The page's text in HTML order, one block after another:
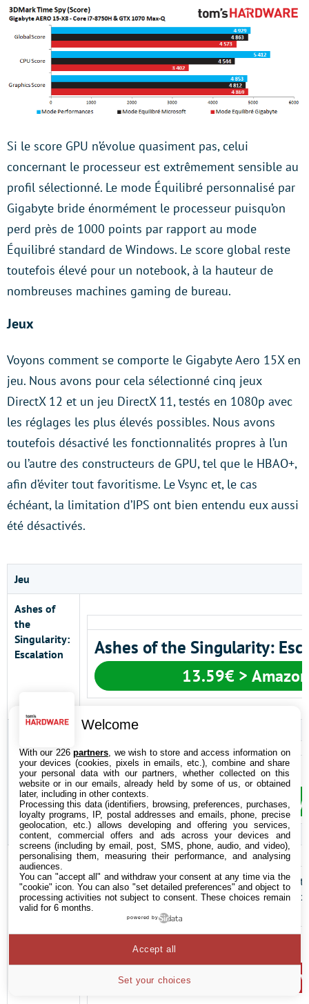
Si le score GPU n’évolue quasiment pas, celui
concernant le processeur est extrêmement sensible au
profil sélectionné. Le mode Équilibré personnalisé par
Gigabyte bride énormément le processeur puisqu’on
perd près de 1000 points par rapport au mode
Équilibré standard de Windows. Le score global reste
toutefois élevé pour un notebook, à la hauteur de
nombreuses machines gaming de bureau.
Jeux
Voyons comment se comporte le Gigabyte Aero 15X en
jeu. Nous avons pour cela sélectionné cinq jeux
DirectX 12 et un jeu DirectX 11, testés en 1080p avec
les réglages les plus élevés possibles. Nous avons
toutefois désactivé les fonctionnalités propres à l’un
ou l’autre des constructeurs de GPU, tel que le HBAO+,
afin d’éviter tout favoritisme. Le Vsync et, le cas
échéant, la limitation d’IPS ont bien entendu eux aussi
été désactivés.
Jeu
Ashes of
the
Singularity:
Escalation
Ashes of the Singularity:
13.59€ > Amazon
Clancy’s
The
Division
Tom Clancys The Division
16.99€ > scdkey
Far Cry 5
Far Cry 5
Welcome
With our 226partners , we wish to store and access information on
your devices (cookies, pixels in emails, etc.), combine and share
your personal data with our partners, whether collected on this
website or in our emails, already held by some of us, or obtained
later, including in other contexts.
Processing this data (identifiers, browsing, preferences, purchases,
loyalty programs, IP, postal addresses and emails, phone, precise
geolocation, etc.) allows developing and offering you services,
content, commercial offers and ads across your devices and
screens (including by email, post, SMS, phone, audio, and video),
personalising them, measuring their performance, and analysing
audiences.
You can "accept all" and withdraw your consent at any time via the
"cookie" icon. You can also "set detailed preferences" and object to
processing activities not subject to consent. These choices remain
valid for 6 months.
powered by
Set your choices
Accept all